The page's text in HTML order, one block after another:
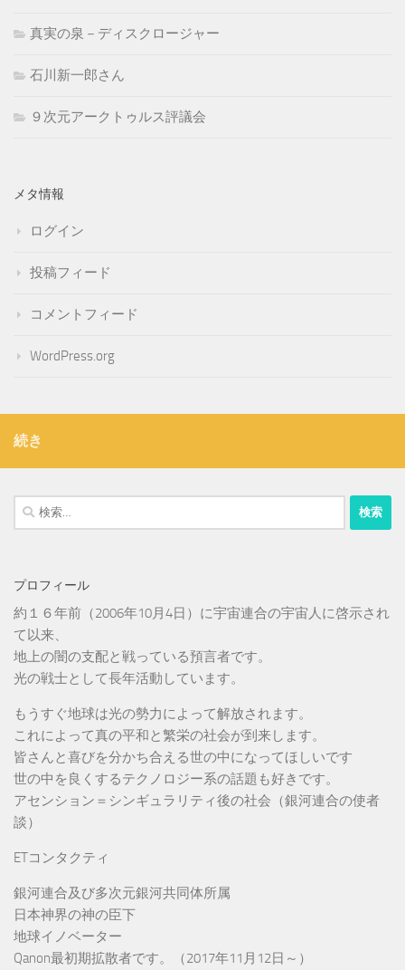
真実の泉－ディスクロージャー
石川新一郎さん
９次元アークトゥルス評議会
メタ情報
ログイン
投稿フィード
コメントフィード
WordPress.org
続き
検
索:
プロフィール
約１６年前（2006年10月4日）に宇宙連合の宇宙人に啓示され
て以来、
地上の闇の支配と戦っている預言者です。
光の戦士として長年活動しています。
もうすぐ地球は光の勢力によって解放されます。
これによって真の平和と繁栄の社会が到来します。
皆さんと喜びを分かち合える世の中になってほしいです
世の中を良くするテクノロジー系の話題も好きです。
アセンション＝シンギュラリティ後の社会（銀河連合の使者
談）
ETコンタクティ
銀河連合及び多次元銀河共同体所属
日本神界の神の臣下
地球イノベーター
Qanon最初期拡散者です。（2017年11月12日～）